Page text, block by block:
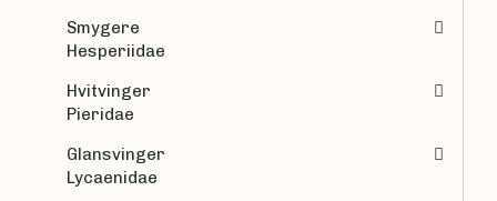
Smygere
Hesperiidae
Hvitvinger
Pieridae
Glansvinger
Lycaenidae